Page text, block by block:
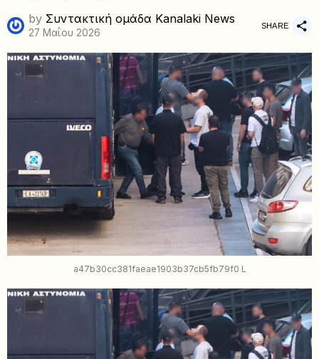
by Συντακτική ομάδα Kanalaki News
27 Μαΐου 2026
SHARE
a47b30cc381faeae1903b37cb5fb79f0 L